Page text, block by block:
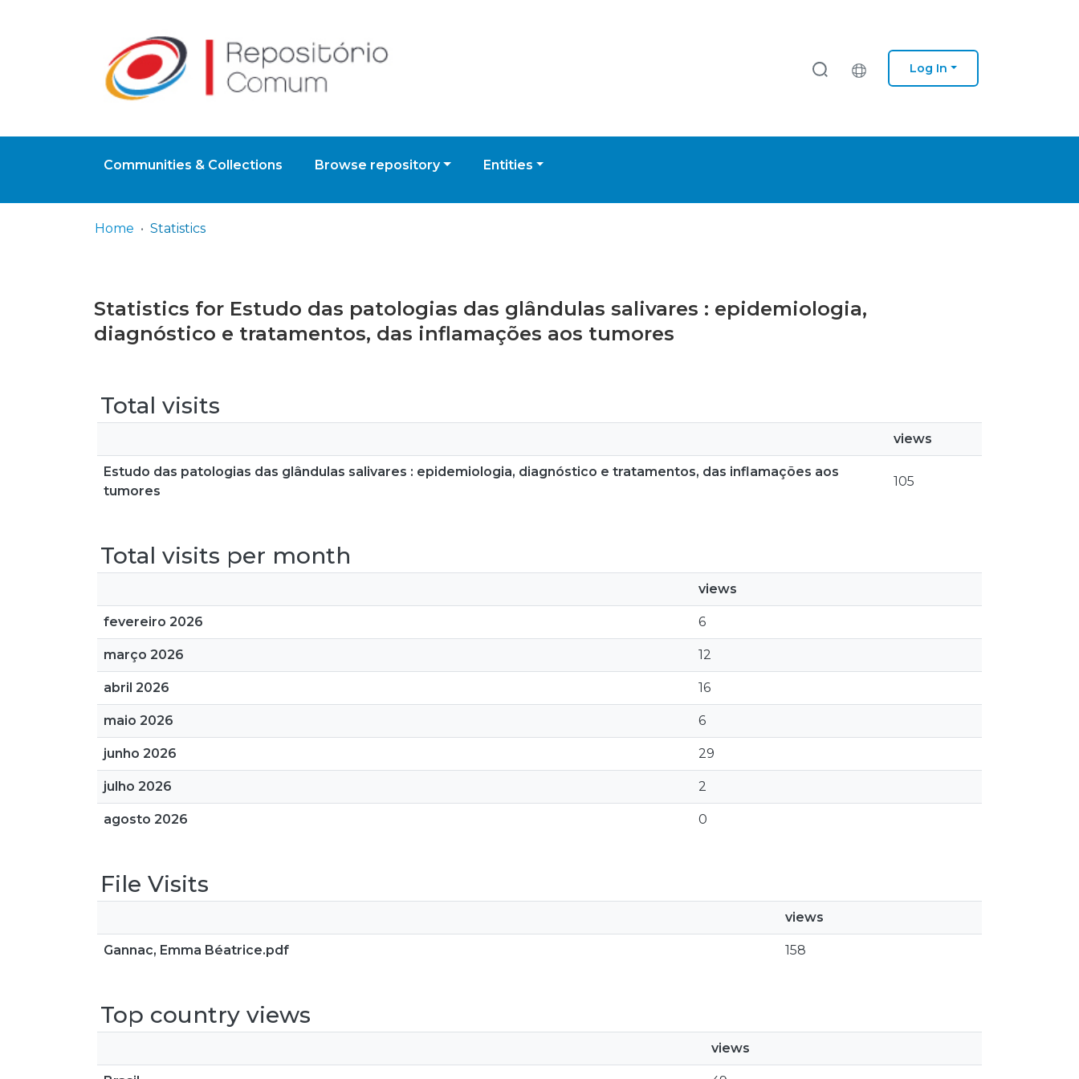
Log In
Communities & Collections Browse repository Entities
Home Statistics
Statistics for Estudo das patologias das glândulas salivares : epidemiologia,
diagnóstico e tratamentos, das inflamações aos tumores
Total visits
views
Estudo das patologias das glândulas salivares : epidemiologia, diagnóstico e tratamentos, das inflamações aos
tumores
105
Total visits per month
views
fevereiro 2026 6
março 2026 12
abril 2026 16
maio 2026 6
junho 2026 29
julho 2026 2
agosto 2026 0
File Visits
views
Gannac, Emma Béatrice.pdf 158
Top country views
views